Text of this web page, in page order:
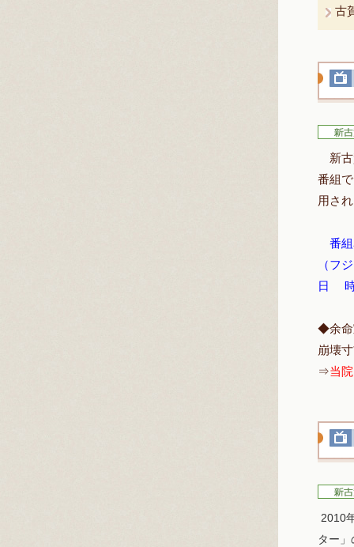
古
新古
番組
用さ
番組
（フ
日 時
◆余命
崩壊
⇒当
2010
ター